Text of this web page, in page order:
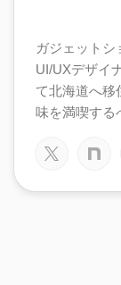
ガジェットシ
UI/UXデザイ
て北海道へ移
味を満喫する